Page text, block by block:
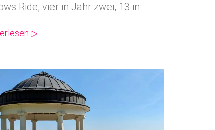
Ride, vier in Jahr zwei, 13 in
▷